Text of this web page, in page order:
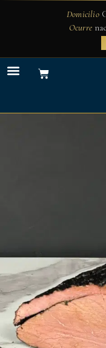
Domicilio
Ocurre